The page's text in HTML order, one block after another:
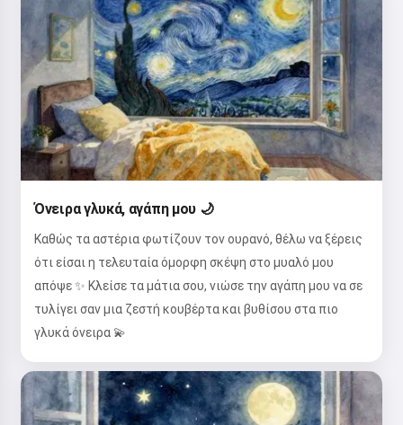
Όνειρα γλυκά, αγάπη μου 🌙
Καθώς τα αστέρια φωτίζουν τον ουρανό, θέλω να ξέρεις
ότι είσαι η τελευταία όμορφη σκέψη στο μυαλό μου
απόψε ✨ Κλείσε τα μάτια σου, νιώσε την αγάπη μου να σε
τυλίγει σαν μια ζεστή κουβέρτα και βυθίσου στα πιο
γλυκά όνειρα 💫